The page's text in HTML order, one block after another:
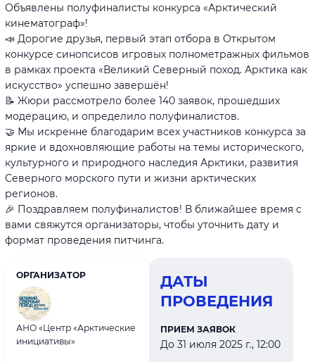
Объявлены полуфиналисты конкурса «Арктический
кинематограф»!
📣 Дорогие друзья, первый этап отбора в Открытом
конкурсе синопсисов игровых полнометражных фильмов
в рамках проекта «Великий Северный поход. Арктика как
искусство» успешно завершён!
📝 Жюри рассмотрело более 140 заявок, прошедших
модерацию, и определило полуфиналистов.
🤝 Мы искренне благодарим всех участников конкурса за
яркие и вдохновляющие работы на темы исторического,
культурного и природного наследия Арктики, развития
Северного морского пути и жизни арктических
регионов.
🎉 Поздравляем полуфиналистов! В ближайшее время с
вами свяжутся организаторы, чтобы уточнить дату и
формат проведения питчинга.
ОРГАНИЗАТОР
АНО «Центр «Арктические
инициативы»
ДАТЫ
ПРОВЕДЕНИЯ
ПРИЕМ ЗАЯВОК
До 31 июля 2025 г., 12:00